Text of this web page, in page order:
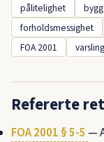
pålitelighet
forholdsmessighet
FOA 2001
Refererte
FOA 2001 § 5-5 —